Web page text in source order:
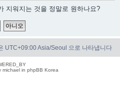
지워지는 것을 정말로 원하나요?
UTC+09:00 Asia/Seoul 으로 나타냅니다
michael in phpBB Korea